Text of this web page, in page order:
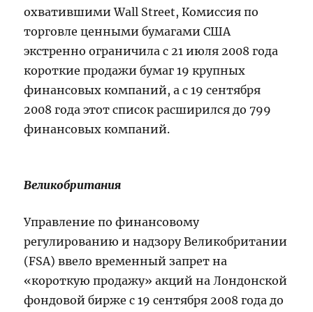
охватившими Wall Street, Комиссия по
торговле ценными бумагами США
экстренно ограничила с 21 июля 2008 года
короткие продажи бумаг 19 крупных
финансовых компаний, а с 19 сентября
2008 года этот список расширился до 799
финансовых компаний.
Великобритания
Управление по финансовому
регулированию и надзору Великобритании
(FSA) ввело временный запрет на
«короткую продажу» акций на Лондонской
фондовой бирже с 19 сентября 2008 года до